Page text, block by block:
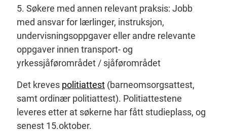
5. Søkere med annen relevant praksis: Jobb
med ansvar for lærlinger, instruksjon,
undervisningsoppgaver eller andre relevante
oppgaver innen transport- og
yrkessjåførområdet / sjåførområdet
Det kreves politiattest (barneomsorgsattest,
samt ordinær politiattest). Politiattestene
leveres etter at søkerne har fått studieplass, og
senest 15.oktober.